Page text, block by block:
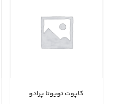
کاپوت تویوتا پرادو